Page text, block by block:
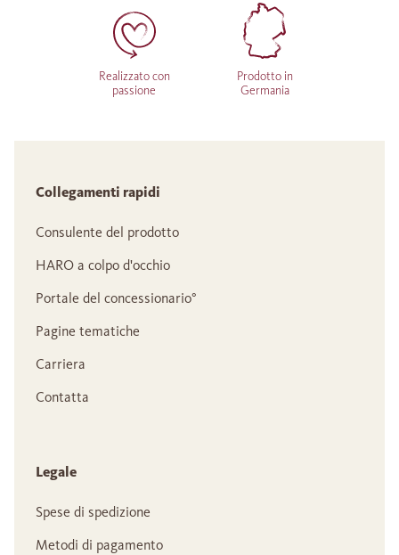
Realizzato con
passione
Prodotto in
Germania
Collegamenti rapidi
Consulente del prodotto
HARO a colpo d'occhio
Portale del concessionario°
Pagine tematiche
Carriera
Contatta
Legale
Spese di spedizione
Metodi di pagamento